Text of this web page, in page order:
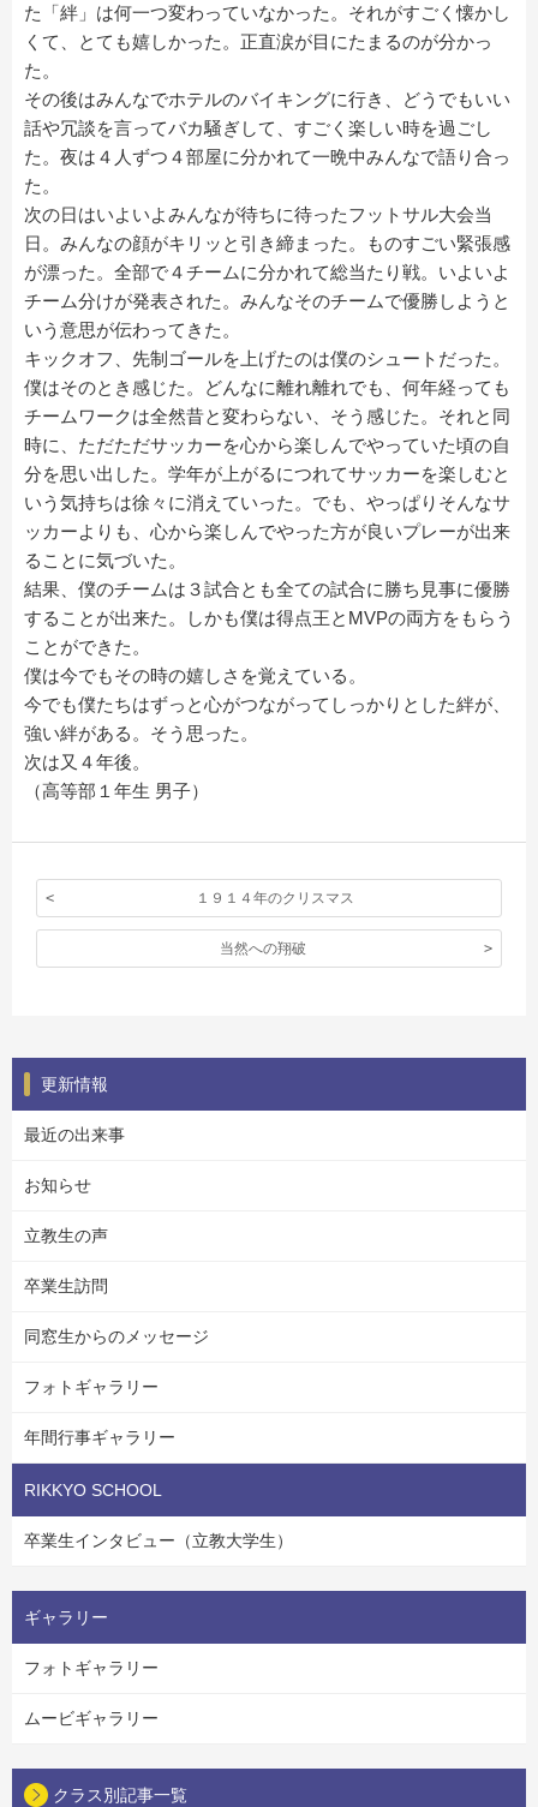
た「絆」は何一つ変わっていなかった。それがすごく懐かし
くて、とても嬉しかった。正直涙が目にたまるのが分かっ
た。
その後はみんなでホテルのバイキングに行き、どうでもいい
話や冗談を言ってバカ騒ぎして、すごく楽しい時を過ごし
た。夜は４人ずつ４部屋に分かれて一晩中みんなで語り合っ
た。
次の日はいよいよみんなが待ちに待ったフットサル大会当
日。みんなの顔がキリッと引き締まった。ものすごい緊張感
が漂った。全部で４チームに分かれて総当たり戦。いよいよ
チーム分けが発表された。みんなそのチームで優勝しようと
いう意思が伝わってきた。
キックオフ、先制ゴールを上げたのは僕のシュートだった。
僕はそのとき感じた。どんなに離れ離れでも、何年経っても
チームワークは全然昔と変わらない、そう感じた。それと同
時に、ただただサッカーを心から楽しんでやっていた頃の自
分を思い出した。学年が上がるにつれてサッカーを楽しむと
いう気持ちは徐々に消えていった。でも、やっぱりそんなサ
ッカーよりも、心から楽しんでやった方が良いプレーが出来
ることに気づいた。
結果、僕のチームは３試合とも全ての試合に勝ち見事に優勝
することが出来た。しかも僕は得点王とMVPの両方をもらう
ことができた。
僕は今でもその時の嬉しさを覚えている。
今でも僕たちはずっと心がつながってしっかりとした絆が、
強い絆がある。そう思った。
次は又４年後。
（高等部１年生 男子）
１９１４年のクリスマス
当然への翔破
更新情報
最近の出来事
お知らせ
立教生の声
卒業生訪問
同窓生からのメッセージ
フォトギャラリー
年間行事ギャラリー
RIKKYO SCHOOL
卒業生インタビュー（立教大学生）
ギャラリー
フォトギャラリー
ムービギャラリー
クラス別記事一覧